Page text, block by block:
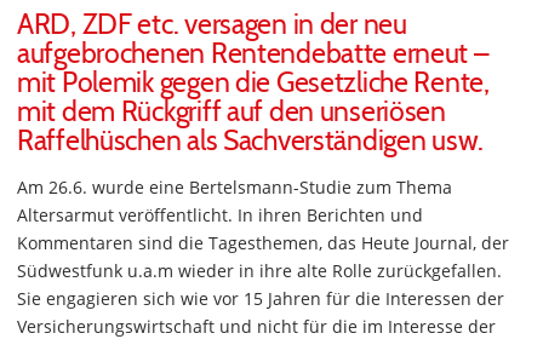
ARD, ZDF etc. versagen in der neu
aufgebrochenen Rentendebatte erneut –
mit Polemik gegen die Gesetzliche Rente,
mit dem Rückgriff auf den unseriösen
Raffelhüschen als Sachverständigen usw.
Am 26.6. wurde eine Bertelsmann-Studie zum Thema
Altersarmut veröffentlicht. In ihren Berichten und
Kommentaren sind die Tagesthemen, das Heute Journal, der
Südwestfunk u.a.m wieder in ihre alte Rolle zurückgefallen.
Sie engagieren sich wie vor 15 Jahren für die Interessen der
Versicherungswirtschaft und nicht für die im Interesse der